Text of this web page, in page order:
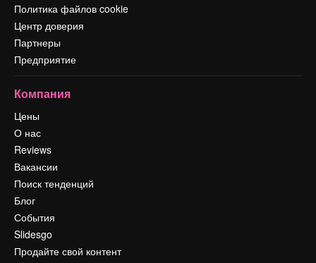
Политика файлов cookie
Центр доверия
Партнеры
Предприятие
Компания
Цены
О нас
Reviews
Вакансии
Поиск тенденций
Блог
События
Slidesgo
Продайте свой контент